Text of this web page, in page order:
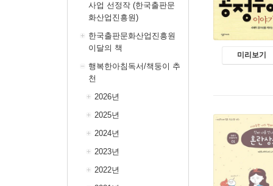
사업 선정작 (한국출판문
화산업진흥원)
한국출판문화산업진흥원
이달의 책
행복한아침독서/책둥이 추
천
2026년
2025년
2024년
2023년
2022년
미리보기